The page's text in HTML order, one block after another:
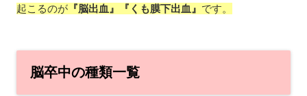
起こるのが 『脳出血』『くも膜下出血』 です。
脳卒中の種類一覧